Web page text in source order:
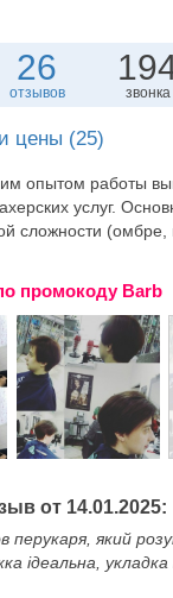
26
отзывов звонка
цены (25)
опытом работы
услуг.
сложности
промокоду Barb
от 14.01.2025:
який
ідеальна,